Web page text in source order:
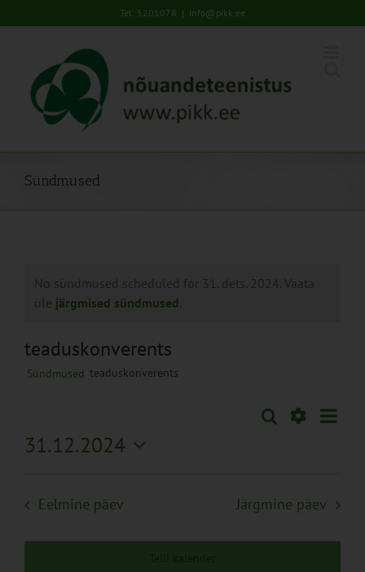
to
Tel: 5201078 | info@pikk.ee
Sündmused
No sündmused scheduled for 31. dets. 2024. Vaata
üle järgmised sündmused
teaduskonverents
Sündmused teaduskonverents
Sündmused
Navigation
Otsi Päev
31.12.2024
Eelmine päev Järgmine päev